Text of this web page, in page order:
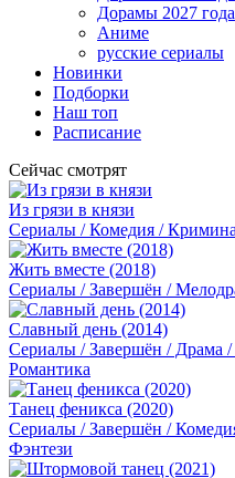
Дорамы 2027 года
Аниме
русские сериалы
Новинки
Подборки
Наш топ
Расписание
Сейчас смотрят
Из грязи в князи
Сериалы / Комедия /
Жить вместе (2018)
Сериалы / Завершён /
Славный день (2014)
Сериалы / Завершён / Драма
Романтика
Танец феникса (2020)
Сериалы / Завершён /
Фэнтези